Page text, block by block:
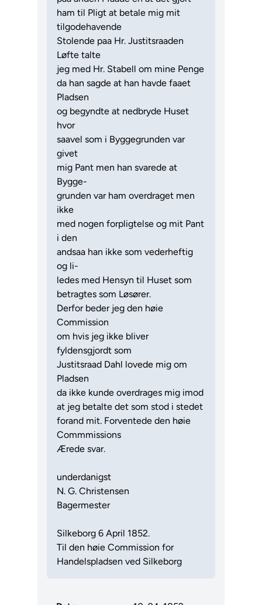
ham til Pligt at betale mig mit
tilgodehavende
Stolende paa Hr. Justitsraaden
Løfte talte
jeg med Hr. Stabell om mine Penge
da han sagde at han havde faaet
Pladsen
og begyndte at nedbryde Huset
hvor
saavel som i Byggegrunden var
givet
mig Pant men han svarede at
Bygge-
grunden var ham overdraget men
ikke
med nogen forpligtelse og mit Pant
i den
andsaa han ikke som vederheftig
og li-
ledes med Hensyn til Huset som
betragtes som Løsører.
Derfor beder jeg den høie
Commission
om hvis jeg ikke bliver
fyldensgjordt som
Justitsraad Dahl lovede mig om
Pladsen
da ikke kunde overdrages mig imod
at jeg betalte det som stod i stedet
forand mit. Forventede den høie
Commmissions
Ærede svar.
underdanigst
N. G. Christensen
Bagermester
Silkeborg 6 April 1852.
Til den høie Commission for
Handelspladsen ved Silkeborg